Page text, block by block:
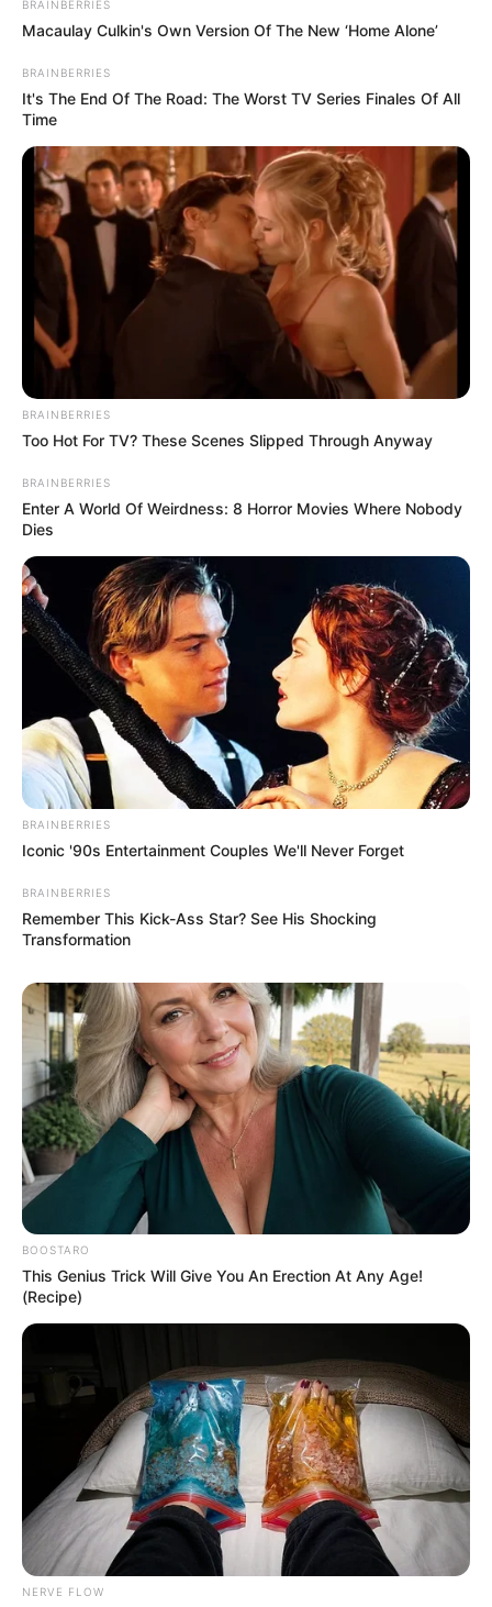
Auf einigen Seiten dieses Projektes sind Affiliate-
Angebote integriert. Wenn etwas darüber gebucht oder
gekauft wird, ist das eine Unterstützung, ohne dass sich
dadurch der Preis ändert.
BRAINBERRIES
Macaulay Culkin's Own Version Of The New ‘Home Alone’
BRAINBERRIES
It's The End Of The Road: The Worst TV Series Finales Of All
Time
BRAINBERRIES
Too Hot For TV? These Scenes Slipped Through Anyway
BRAINBERRIES
Enter A World Of Weirdness: 8 Horror Movies Where Nobody
Dies
BRAINBERRIES
Iconic '90s Entertainment Couples We'll Never Forget
BRAINBERRIES
Remember This Kick-Ass Star? See His Shocking
Transformation
BOOSTARO
This Genius Trick Will Give You An Erection At Any Age!
(Recipe)
NERVE FLOW